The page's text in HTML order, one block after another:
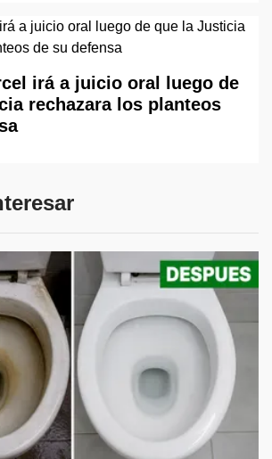
irá a juicio oral luego de
rechazara los planteos